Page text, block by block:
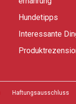
Hundetipps
Interessante
Haftungsausschluss